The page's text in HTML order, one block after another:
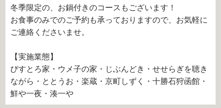
冬季限定の、お鍋付きのコースもございます！
お食事のみでのご予約も承っておりますので、お気軽に
ご連絡くださいませ。
【実施業態】
びすとろ家・ウメ子の家・じぶんどき・せせらぎを聴き
ながら・ととうお・楽蔵・京町しずく・十勝石狩函館・
鮮や一夜・湊一や